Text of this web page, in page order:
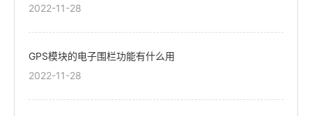
2022-11-28
GPS模块的电子围栏功能有什么用
2022-11-28